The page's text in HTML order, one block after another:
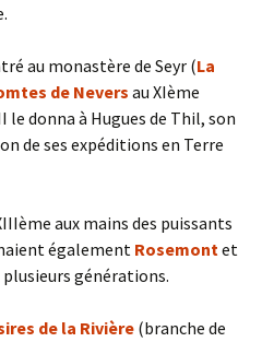
au monastère de Seyr (La
de Neversau XIème
le donna à Hugues de Thil, son
de ses expéditions en Terre
aux mains des puissants
également Rosemontet
générations.
de la Rivière (branche de